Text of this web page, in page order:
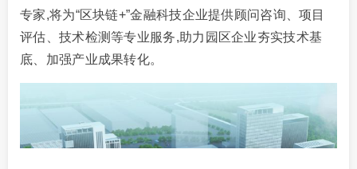
专家,将为“区块链+”金融科技企业提供顾问咨询、项目
评估、技术检测等专业服务,助力园区企业夯实技术基
底、加强产业成果转化。